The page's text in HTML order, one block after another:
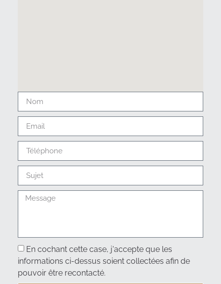
En cochant cette case, j'accepte que les
informations ci-dessus soient collectées afin de
pouvoir être recontacté.